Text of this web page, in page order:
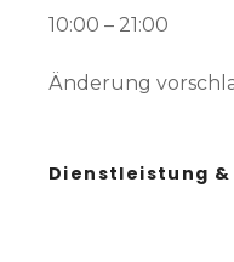
10:00 – 21:00
Änderung
Dienstleistung &